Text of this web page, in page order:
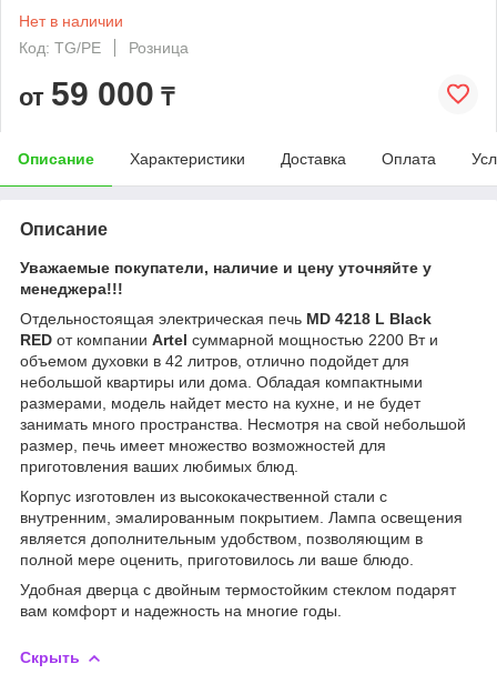
Нет в наличии
Код: TG/PE
Розница
от 59 000 ₸
Описание Характеристики Доставка Оплата
Описание
Уважаемые покупатели, наличие и цену уточняйте у
менеджера!!!
Отдельностоящая электрическая печь MD 4218 L Black
RED от компании Artel суммарной мощностью 2200 Вт и
объемом духовки в 42 литров, отлично подойдет для
небольшой квартиры или дома. Обладая компактными
размерами, модель найдет место на кухне, и не будет
занимать много пространства. Несмотря на свой небольшой
размер, печь имеет множество возможностей для
приготовления ваших любимых блюд.
Корпус изготовлен из высококачественной стали с
внутренним, эмалированным покрытием. Лампа освещения
является дополнительным удобством, позволяющим в
полной мере оценить, приготовилось ли ваше блюдо.
Удобная дверца с двойным термостойким стеклом подарят
вам комфорт и надежность на многие годы.
Скрыть